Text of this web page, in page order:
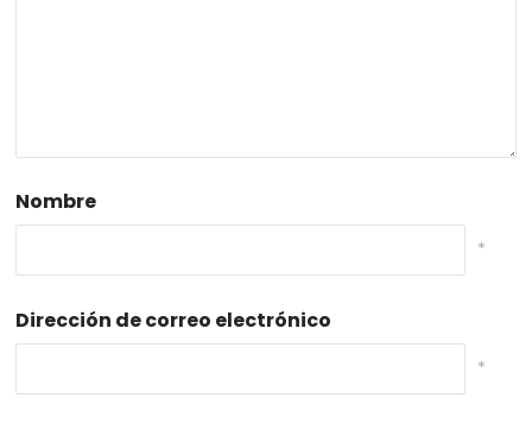
Nombre
*
Dirección de correo electrónico
*